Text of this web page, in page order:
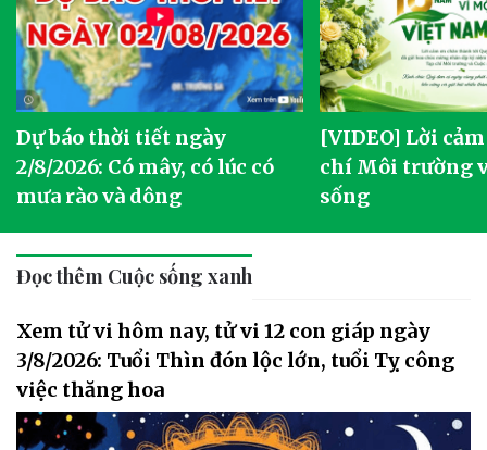
Dự báo thời tiết ngày
2/8/2026: Có mây, có lúc có
mưa rào và dông
[VIDEO] Lời
chí Môi trường
sống
Đọc thêm Cuộc sống xanh
Xem tử vi hôm nay, tử vi 12 con giáp ngày
3/8/2026: Tuổi Thìn đón lộc lớn, tuổi Tỵ công
việc thăng hoa